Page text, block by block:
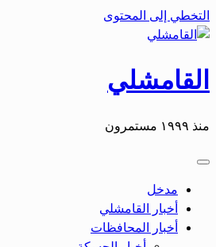
التخطي إلى المحتوى
القامشلي
منذ ١٩٩٩ مستمرون
مدخل
أخبار القامشلي
أخبار المحافظات